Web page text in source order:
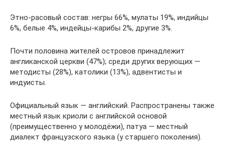
Этно-расовый состав: негры 66%, мулаты 19%, индийцы
6%, белые 4%, индейцы-карибы 2%, другие 3%.
Почти половина жителей островов принадлежит
англиканской церкви (47%); среди других верующих —
методисты (28%), католики (13%), адвентисты и
индуисты.
Официальный язык — английский. Распространены также
местный язык криоли с английской основой
(преимущественно у молодёжи), патуа — местный
диалект французского языка (у старшего поколения).